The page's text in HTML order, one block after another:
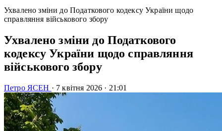
Ухвалено зміни до Податкового кодексу України щодо
справляння військового збору
Ухвалено зміни до Податкового
кодексу України щодо справляння
військового збору
Петро ЯСЕН · 7 квітня 2026 · 21:01